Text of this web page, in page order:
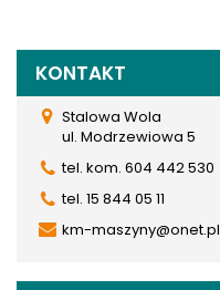
KONTAKT
Stalowa Wola
ul. Modrzewiowa 5
tel. kom. 604 442 530
tel. 15 844 05 11
km-maszyny@onet.pl